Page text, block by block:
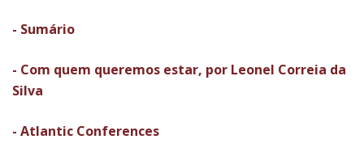
- Sumário
- Com quem queremos estar, por Leonel Correia da
Silva
- Atlantic Conferences